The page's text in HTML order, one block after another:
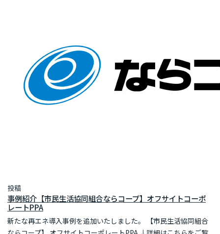
投稿
事例紹介【市民生活協同組合ならコープ】オフサイトコーポ
レートPPA
新たな再エネ導入事例を追加いたしました。 【市民生活協同組合